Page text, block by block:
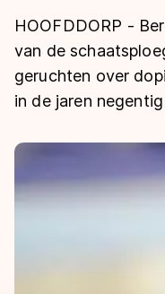
Langebaan
Shorttrack
Inlineskaten
Kunstschaatsen
Natuurijs
Uitslagen
Langebaan
Shorttrack
Kunstschaatsen
Tijden &
Historie & statistiek
De weg op
Inschrijven
Algemene
Waar kan ik
Schaatsfans
Olympische
HOOFDDORP -
van de
geruchten over
in de jaren